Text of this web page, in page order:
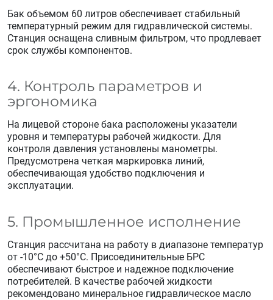
Бак объемом 60 литров обеспечивает стабильный
температурный режим для гидравлической системы.
Станция оснащена сливным фильтром, что продлевает
срок службы компонентов.
4. Контроль параметров и
эргономика
На лицевой стороне бака расположены указатели
уровня и температуры рабочей жидкости. Для
контроля давления установлены манометры.
Предусмотрена четкая маркировка линий,
обеспечивающая удобство подключения и
эксплуатации.
5. Промышленное исполнение
Станция рассчитана на работу в диапазоне температур
от -10°C до +50°C. Присоединительные БРС
обеспечивают быстрое и надежное подключение
потребителей. В качестве рабочей жидкости
рекомендовано минеральное гидравлическое масло